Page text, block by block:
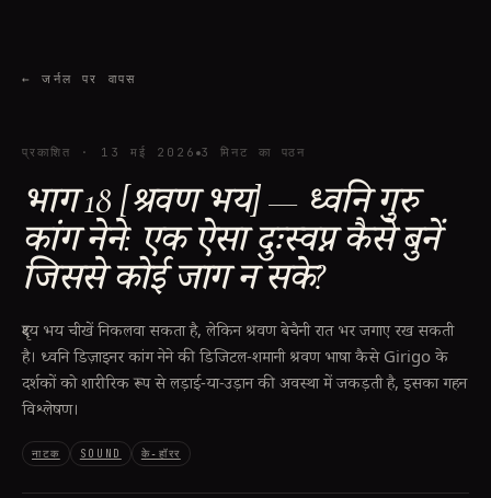
←जर्नल पर वापस
प्रकाशित · 13 मई 2026 3 मिनट का पठन
भाग 18 [श्रवण भय] — ध्वनि गुरु
कांग नेने: एक ऐसा दुःस्वप्न कैसे बुनें
जिससे कोई जाग न सके?
दृश्य भय चीखें निकलवा सकता है, लेकिन श्रवण बेचैनी रात भर जगाए रख सकती
है। ध्वनि डिज़ाइनर कांग नेने की डिजिटल-शमानी श्रवण भाषा कैसे Girigo के
दर्शकों को शारीरिक रूप से लड़ाई-या-उड़ान की अवस्था में जकड़ती है, इसका गहन
विश्लेषण।
नाटक SOUND के‑हॉरर